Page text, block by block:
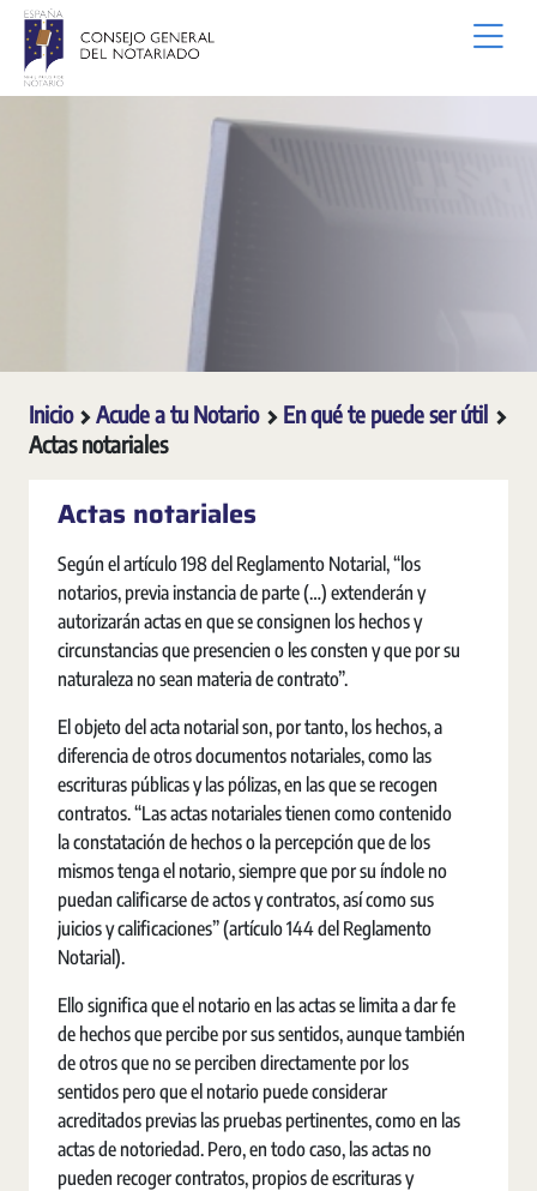
Saltar al contenido principal
Inicio Acude a tu Notario
En qué te puede ser útil
Actas notariales
Actas notariales
Según el artículo 198 del Reglamento Notarial, “los
notarios, previa instancia de parte (…) extenderán y
autorizarán actas en que se consignen los hechos y
circunstancias que presencien o les consten y que por su
naturaleza no sean materia de contrato”.
El objeto del acta notarial son, por tanto, los hechos, a
diferencia de otros documentos notariales, como las
escrituras públicas y las pólizas, en las que se recogen
contratos. “Las actas notariales tienen como contenido
la constatación de hechos o la percepción que de los
mismos tenga el notario, siempre que por su índole no
puedan calificarse de actos y contratos, así como sus
juicios y calificaciones” (artículo 144 del Reglamento
Notarial).
Ello significa que el notario en las actas se limita a dar fe
de hechos que percibe por sus sentidos, aunque también
de otros que no se perciben directamente por los
sentidos pero que el notario puede considerar
acreditados previas las pruebas pertinentes, como en las
actas de notoriedad. Pero, en todo caso, las actas no
pueden recoger contratos, propios de escrituras y